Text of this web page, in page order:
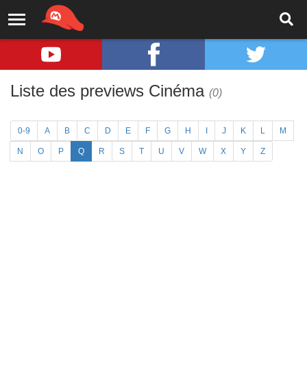
Liste des previews Cinéma (0)
0-9 A B C D E F G H J K L M
N O P Q R S T U V W X Y Z